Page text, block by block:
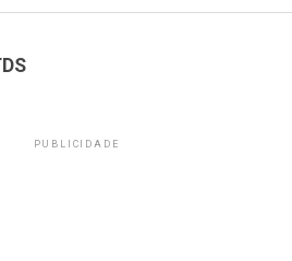
PUBLICIDADE